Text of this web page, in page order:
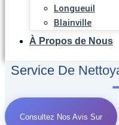
Longueuil
Blainville
À Propos de Nous
Service De
Consultez Nos Avis Sur